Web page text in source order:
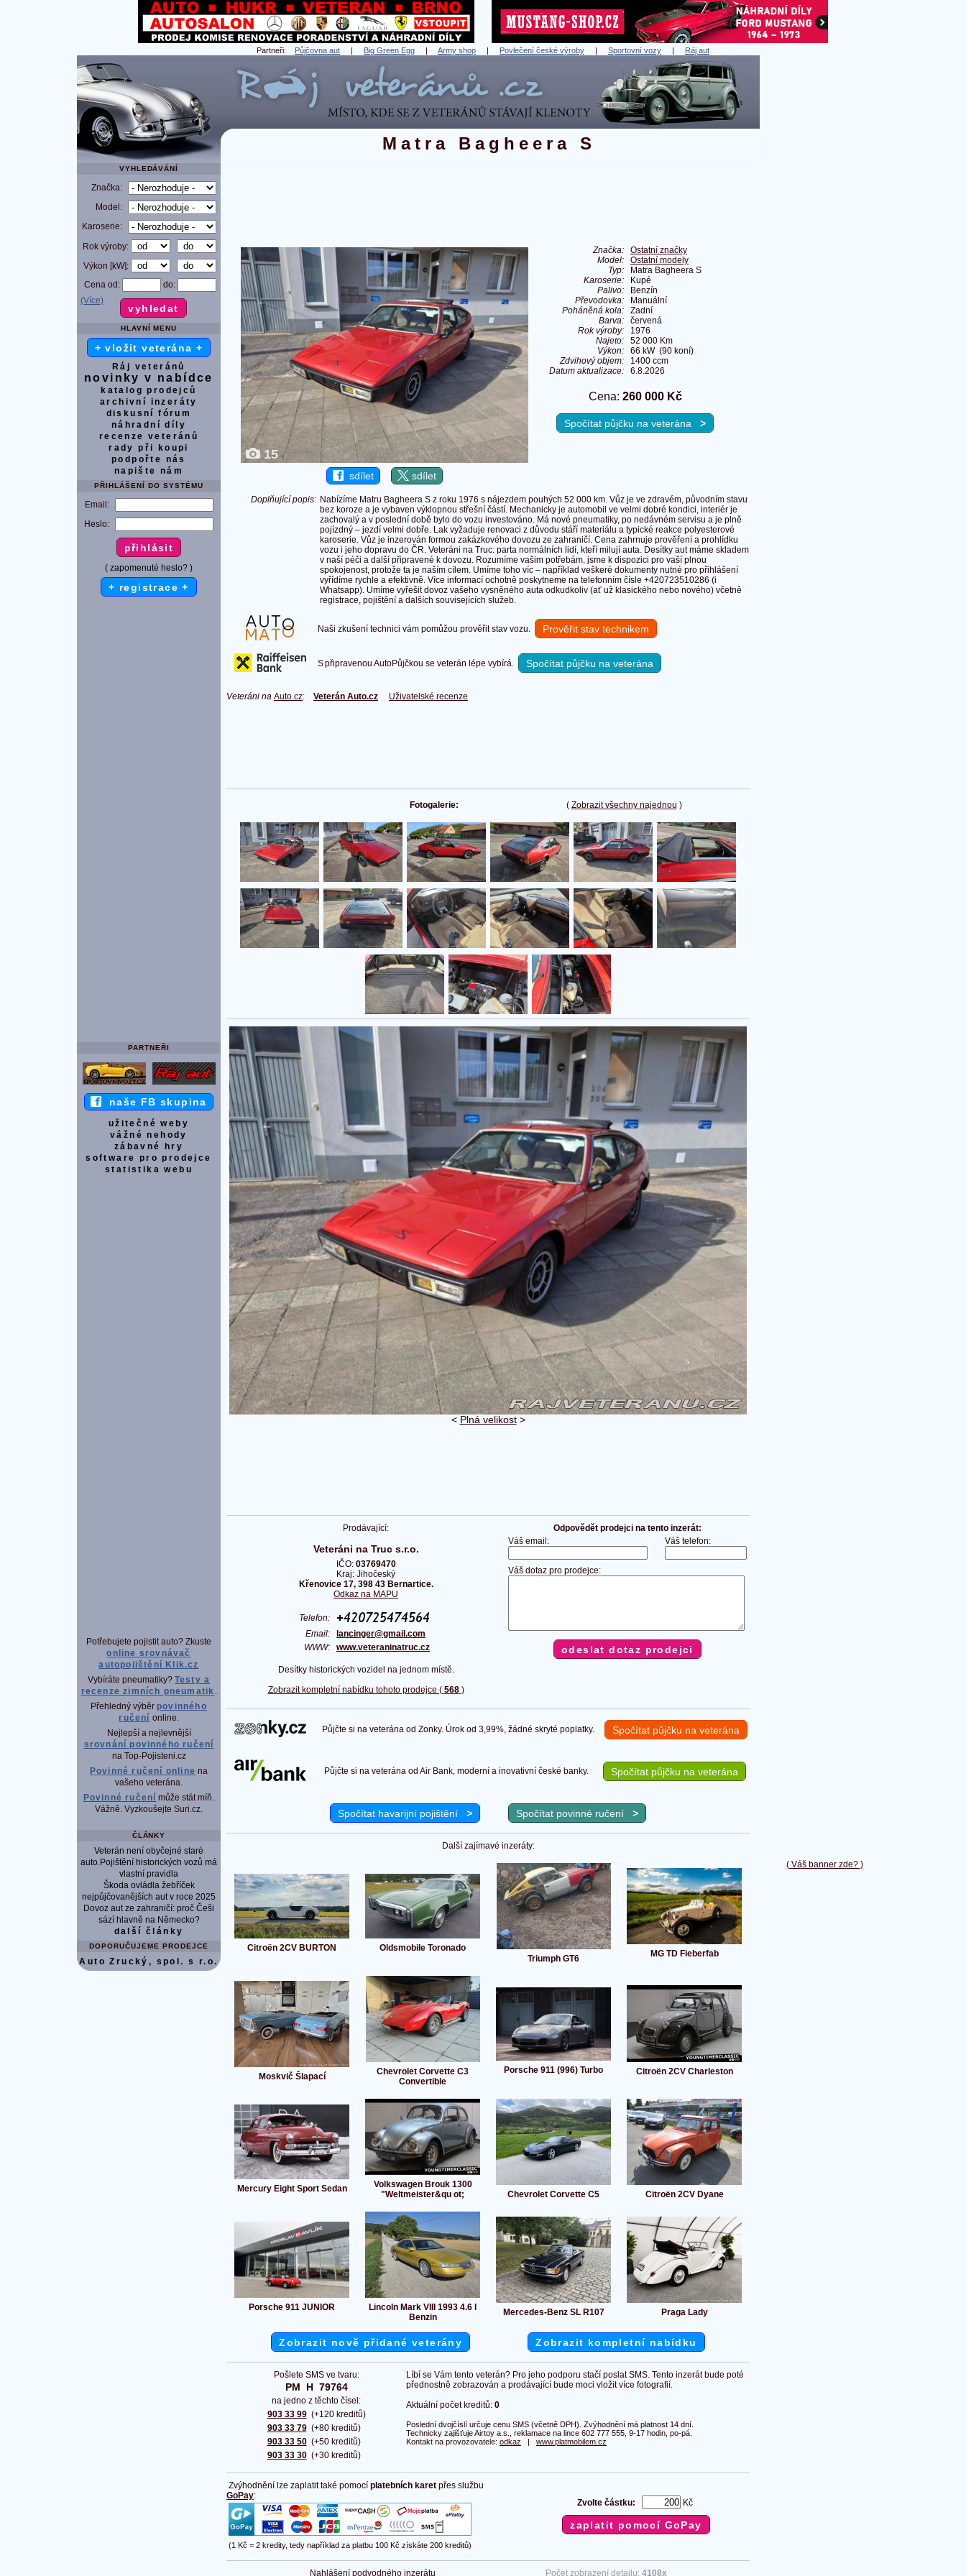
Partneři: Půjčovna aut | Big Green Egg | Army shop | Povlečení české výroby | Sportovní vozy | Ráj aut
( Váš banner zde? )
Matra Bagheera S
VYHLEDÁVÁNÍ
Značka:
Model:
Karoserie:
Rok výroby:
Výkon [kW]:
Cena od:
do:
(Více)
HLAVNÍ MENU
+ vložit veterána +
Ráj veteránů
novinky v nabídce
katalog prodejců
archivní inzeráty
diskusní fórum
náhradní díly
recenze veteránů
rady při koupi
podpořte nás
napište nám
PŘIHLÁŠENÍ DO SYSTÉMU
Email:
Heslo:
( zapomenuté heslo? )
+ registrace +
PARTNEŘI
naše FB skupina
užitečné weby
vážné nehody
zábavné hry
software pro prodejce
statistika webu
Potřebujete pojistit auto? Zkuste
online srovnávač
autopojištění Klik.cz
Vybíráte pneumatiky? Testy a
recenze zimních pneumatik .
Přehledný výběr povinného
ručení online.
Nejlepší a nejlevnější
srovnání povinného ručení
na Top-Pojisteni.cz
Povinné ručení online na
vašeho veterána.
Povinné ručení může stát míň.
Vážně. Vyzkoušejte Suri.cz.
ČLÁNKY
Veterán není obyčejné staré
auto.Pojištění historických vozů má
vlastní pravidla
Škoda ovládla žebříček
nejpůjčovanějších aut v roce 2025
Dovoz aut ze zahraničí: proč Češi
sází hlavně na Německo?
další články
DOPORUČUJEME PRODEJCE
Auto Zrucký, spol. s r.o.
15
sdílet sdílet
Značka:
Ostatní značky
Model:
Ostatní modely
Typ:
Matra Bagheera S
Karoserie:
Kupé
Palivo:
Benzín
Převodovka:
Manuální
Poháněná kola:
Zadní
Barva:
červená
Rok výroby:
1976
Najeto:
52 000 Km
Výkon:
66 kW (90 koní)
Zdvihový objem:
1400 ccm
Datum aktualizace:
6.8.2026
Cena: 260 000 Kč
Spočítat půjčku na veterána >
Doplňující popis: Nabízíme Matru Bagheera S z roku 1976 s nájezdem pouhých 52 000 km. Vůz je ve zdravém, původním stavu
bez koroze a je vybaven výklopnou střešní částí. Mechanicky je automobil ve velmi dobré kondici, interiér je
zachovalý a v poslední době bylo do vozu investováno. Má nové pneumatiky, po nedávném servisu a je plně
pojízdný – jezdí velmi dobře. Lak vyžaduje renovaci z důvodu stáří materiálu a typické reakce polyesterové
karoserie. Vůz je inzerován formou zakázkového dovozu ze zahraničí. Cena zahrnuje prověření a prohlídku
vozu i jeho dopravu do ČR. Veteráni na Truc: parta normálních lidí, kteří milují auta. Desítky aut máme skladem
v naší péči a další připravené k dovozu. Rozumíme vašim potřebám, jsme k dispozici pro vaší plnou
spokojenost, protože ta je naším cílem. Umíme toho víc – například veškeré dokumenty nutné pro přihlášení
vyřídíme rychle a efektivně. Více informací ochotně poskytneme na telefonním čísle +420723510286 (i
Whatsapp). Umíme vyřešit dovoz vašeho vysněného auta odkudkoliv (ať už klasického nebo nového) včetně
registrace, pojištění a dalších souvisejících služeb.
Naši zkušení technici vám pomůžou prověřit stav vozu. Prověřit stav technikem
S připravenou AutoPůjčkou se veterán lépe vybírá. Spočítat půjčku na veterána
Veteráni na Auto.cz: Veterán Auto.cz Uživatelské recenze
( Zobrazit všechny najednou )
Fotogalerie:
< Plná velikost>
Prodávající:
Veteráni na Truc s.r.o.
IČO: 03769470
Kraj: Jihočeský
Křenovice 17, 398 43 Bernartice.
Odkaz na MAPU
Telefon:
Email:
lancinger@gmail.com
WWW: www.veteraninatruc.cz
Desítky historických vozidel na jednom místě.
Zobrazit kompletní nabídku tohoto prodejce ( 568)
Odpovědět prodejci na tento inzerát:
Váš email:
Váš telefon:
Váš dotaz pro prodejce:
Půjčte si na veterána od Zonky. Úrok od 3,99%, žádné skryté poplatky. Spočítat půjčku na veterána
Půjčte si na veterána od Air Bank, moderní a inovativní české banky. Spočítat půjčku na veterána
Spočítat havarijní pojištění > Spočítat povinné ručení >
Další zajímavé inzeráty:
Citroën 2CV BURTON
Oldsmobile Toronado
Triumph GT6
MG TD Fieberfab
Moskvič Šlapací
Chevrolet Corvette C3
Convertible
Porsche 911 (996) Turbo Citroën 2CV Charleston
Mercury Eight Sport Sedan
Volkswagen Brouk 1300
"Weltmeister&qu ot;
Chevrolet Corvette C5 Citroën 2CV Dyane
Porsche 911 JUNIOR
Lincoln Mark VIII 1993 4.6 l
Benzin
Mercedes-Benz SL R107 Praga Lady
Zobrazit nově přidané veterány Zobrazit kompletní nabídku
Pošlete SMS ve tvaru:
PM  H  79764
na jedno z těchto čísel:
903 33 99
903 33 79
903 33 50
903 33 30
(+120 kreditů)
(+80 kreditů)
(+50 kreditů)
(+30 kreditů)
Líbí se Vám tento veterán? Pro jeho podporu stačí poslat SMS. Tento inzerát bude poté
přednostně zobrazován a prodávající bude moci vložit více fotografií.
Aktuální počet kreditů: 0
Poslední dvojčíslí určuje cenu SMS (včetně DPH). Zvýhodnění má platnost 14 dní.
Technicky zajišťuje Airtoy a.s., reklamace na lince 602 777 555, 9-17 hodin, po-pá.
Kontakt na provozovatele: odkaz | www.platmobilem.cz
Zvýhodnění lze zaplatit také pomocí platebních karet přes službu
GoPay:
(1 Kč = 2 kredity, tedy například za platbu 100 Kč získáte 200 kreditů)
Zvolte částku: Kč
Nahlášení podvodného inzerátu Počet zobrazení detailu: 4108x